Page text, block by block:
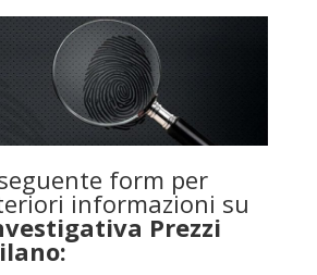
form per
informazioni su
Prezzi